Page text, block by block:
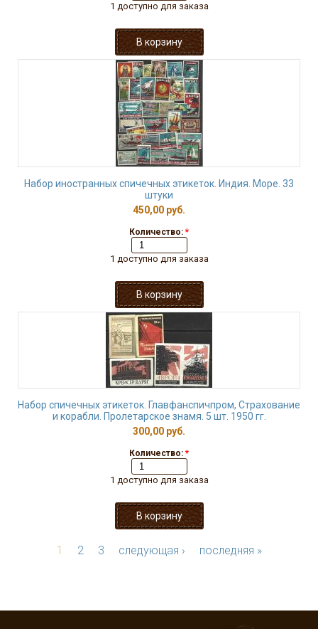
1 доступно для заказа
Набор иностранных спичечных этикеток. Индия. Море. 33
штуки
450,00 руб.
Количество: *
1 доступно для заказа
Набор спичечных этикеток. Главфанспичпром, Страхование
и корабли. Пролетарское знамя. 5 шт. 1950 гг.
300,00 руб.
Количество: *
1 доступно для заказа
1 2 3 следующая › последняя »